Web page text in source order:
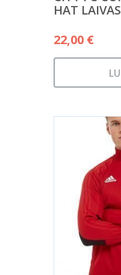
HAT
22,00 €